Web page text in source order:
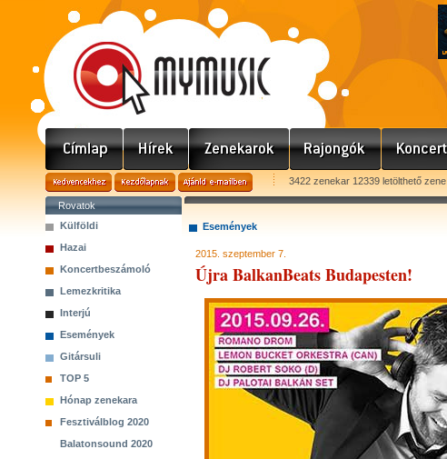
3422 zenekar 12339 letölthető zene
Rovatok
Külföldi
Hazai
Koncertbeszámoló
Lemezkritika
Interjú
Események
Gitársuli
TOP 5
Hónap zenekara
Fesztiválblog 2020
Balatonsound 2020
Események
2015. szeptember 7.
Újra BalkanBeats Budapesten!